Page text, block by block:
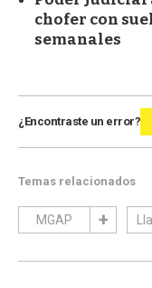
chofer con
semanales
¿Encontraste un error?
Temas relacionados
MGAP